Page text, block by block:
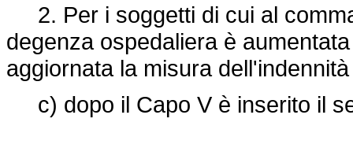
2. Per i soggetti di cui al
degenza ospedaliera è
aggiornata la misura
c) dopo il Capo V è inserito il